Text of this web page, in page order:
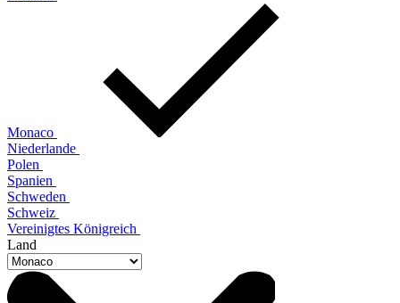
Monaco
Niederlande
Polen
Spanien
Schweden
Schweiz
Vereinigtes Königreich
Land